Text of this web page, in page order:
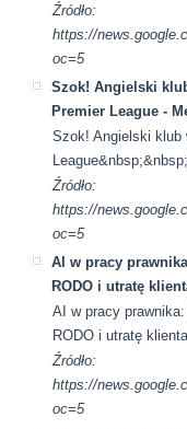
Źródło:
https://
oc=5
Szok! Angielski
Premier League -
Szok! Angielski klub
Źródło:
https://
oc=5
AI w pracy
RODO i utratę
AI w pracy
RODO i utratę
Źródło:
https://
oc=5